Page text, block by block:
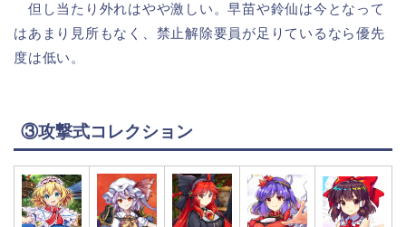
但し当たり外れはやや激しい。早苗や鈴仙は今となって
はあまり見所もなく、禁止解除要員が足りているなら優先
度は低い。
③攻撃式コレクション